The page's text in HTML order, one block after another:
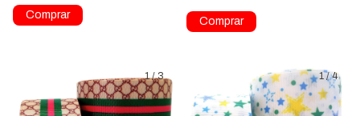
1/3 1/4